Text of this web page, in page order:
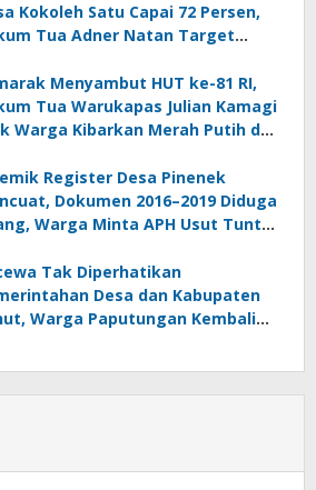
Kokoleh Satu Capai 72 Persen,
Tua Adner Natan Target
Menyambut HUT ke-81 RI,
Tua Warukapas Julian Kamagi
Warga Kibarkan Merah Putih dan
Register Desa Pinenek
Dokumen 2016–2019 Diduga
Warga Minta APH Usut Tuntas
HK
Tak Diperhatikan
Desa dan Kabupaten
Warga Paputungan Kembali